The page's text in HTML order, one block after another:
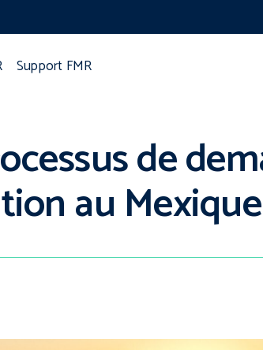
Support FMR
de
au Mexique